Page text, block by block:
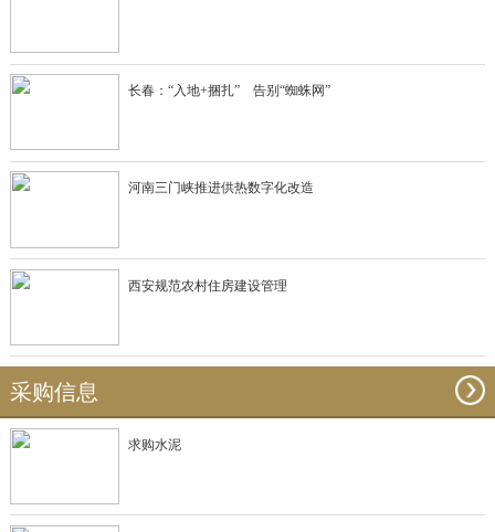
长春：“入地+捆扎” 告别“蜘蛛网”
河南三门峡推进供热数字化改造
西安规范农村住房建设管理
采购信息
求购水泥